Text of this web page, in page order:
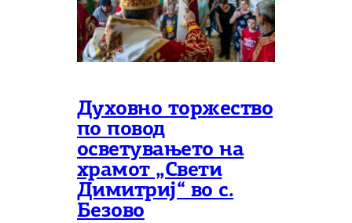
Духовно торжество
по повод
осветувањето на
храмот „Свети
Димитриј“ во с.
Безово